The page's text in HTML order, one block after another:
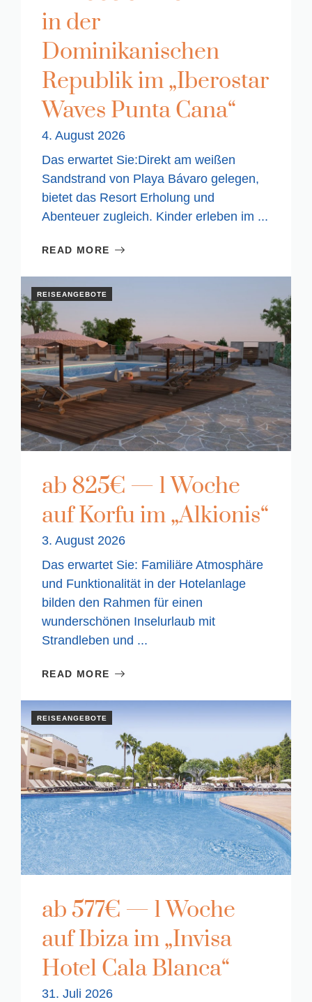
in der
Dominikanischen
Republik im „Iberostar
Waves Punta Cana“
4. August 2026
Das erwartet Sie:Direkt am weißen
Sandstrand von Playa Bávaro gelegen,
bietet das Resort Erholung und
Abenteuer zugleich. Kinder erleben im ...
READ MORE
REISEANGEBOTE
ab 825€ — 1 Woche
auf Korfu im „Alkionis“
3. August 2026
Das erwartet Sie: Familiäre Atmosphäre
und Funktionalität in der Hotelanlage
bilden den Rahmen für einen
wunderschönen Inselurlaub mit
Strandleben und ...
READ MORE
REISEANGEBOTE
ab 577€ — 1 Woche
auf Ibiza im „Invisa
Hotel Cala Blanca“
31. Juli 2026